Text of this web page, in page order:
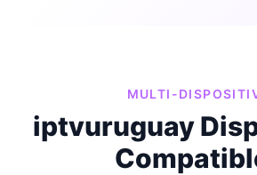
MULTI-
iptvuruguay